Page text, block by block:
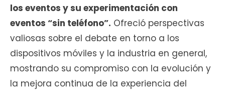
los eventos y su experimentación con
eventos “sin teléfono”. Ofreció perspectivas
valiosas sobre el debate en torno a los
dispositivos móviles y la industria en general,
mostrando su compromiso con la evolución y
la mejora continua de la experiencia del